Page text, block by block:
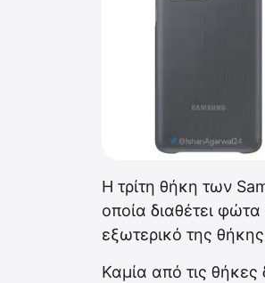
Η τρίτη θήκη των
οποία διαθέτει
εξωτερικό της
Καμία από τις θήκες